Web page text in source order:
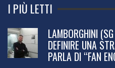
I PIÙ LETTI
LAMBORGHINI
DEFINIRE UNA
PARLA DI “FAN